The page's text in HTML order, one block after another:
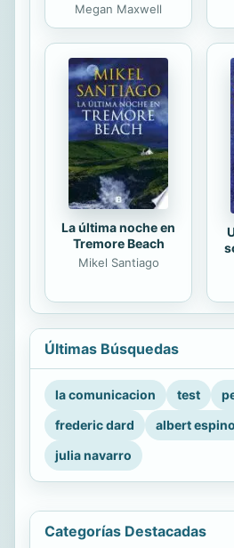
Megan Maxwell
La última noche en
Tremore Beach
Mikel Santiago
Últimas Búsquedas
la comunicacion test
frederic dard
albert
julia navarro
Categorías Destacadas